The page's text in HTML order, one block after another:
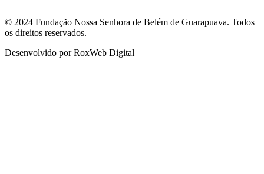
© 2024 Fundação Nossa Senhora de Belém de Guarapuava. Todos
os direitos reservados.
Desenvolvido por RoxWeb Digital